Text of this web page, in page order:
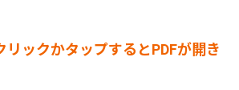
ックかタップするとPDFが開き